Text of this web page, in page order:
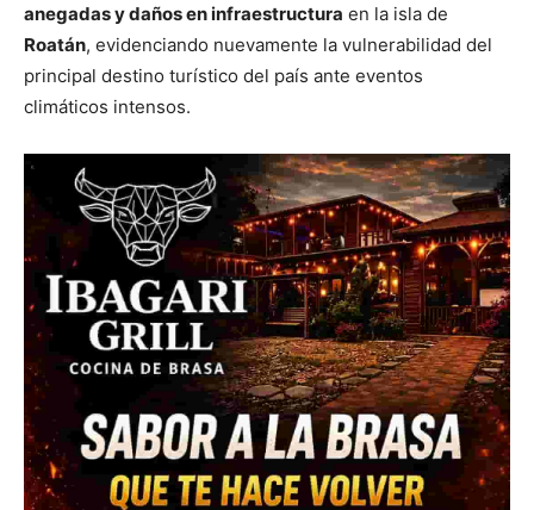
anegadas y daños en infraestructura en la isla de
Roatán, evidenciando nuevamente la vulnerabilidad del
principal destino turístico del país ante eventos
climáticos intensos.